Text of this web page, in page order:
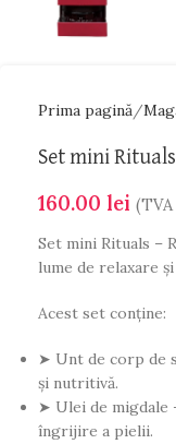
Prima pagină
Set mini
160.00 lei
Set mini Rituals –
lume de relaxare
Acest set conține:
➤ Unt de corp de
și nutritivă.
➤ Ulei de migdale
îngrijire a pielii.